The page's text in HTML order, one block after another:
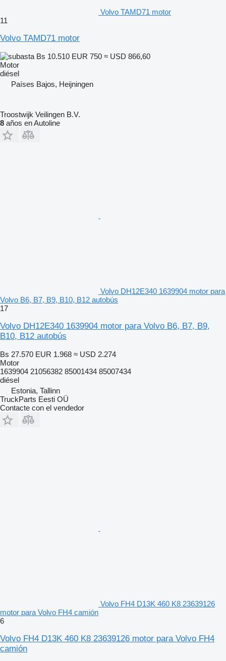
Volvo TAMD71 motor
11
Volvo TAMD71 motor
Bs 10.510 EUR 750 ≈ USD 866,60
Motor
diésel
Países Bajos, Heijningen
Troostwijk Veilingen B.V.
8 años en Autoline
Volvo DH12E340 1639904 motor para
Volvo B6, B7, B9, B10, B12 autobús
17
Volvo DH12E340 1639904 motor para Volvo B6, B7, B9,
B10, B12 autobús
Bs 27.570 EUR 1.968 ≈ USD 2.274
Motor
1639904 21056382 85001434 85007434
diésel
Estonia, Tallinn
TruckParts Eesti OÜ
Contacte con el vendedor
Volvo FH4 D13K 460 K8 23639126
motor para Volvo FH4 camión
6
Volvo FH4 D13K 460 K8 23639126 motor para Volvo FH4
camión